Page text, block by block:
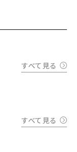
すべて見る
すべて見る